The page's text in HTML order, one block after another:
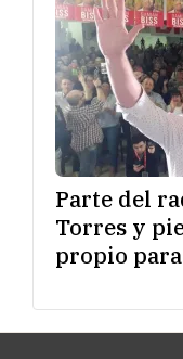
Parte del
Torres y
propio